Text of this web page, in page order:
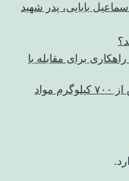
بابایی، پدر شهید
برای مقابله با
ببینید | تصاویری از کشف بیش از ۷۰۰ کیلوگرم مواد